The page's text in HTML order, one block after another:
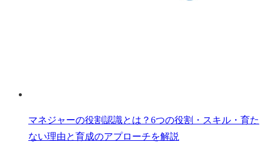
マネジャーの役割認識とは？6つの役割・スキル・育た
ない理由と育成のアプローチを解説